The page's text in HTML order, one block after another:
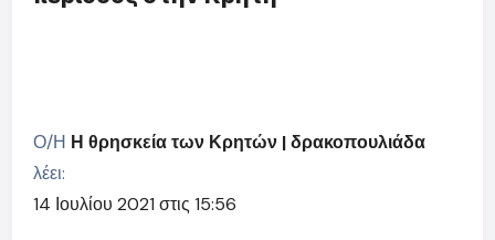
Ο/Η Η θρησκεία των Κρητών | δρακοπουλιάδα
λέει:
14 Ιουλίου 2021 στις 15:56